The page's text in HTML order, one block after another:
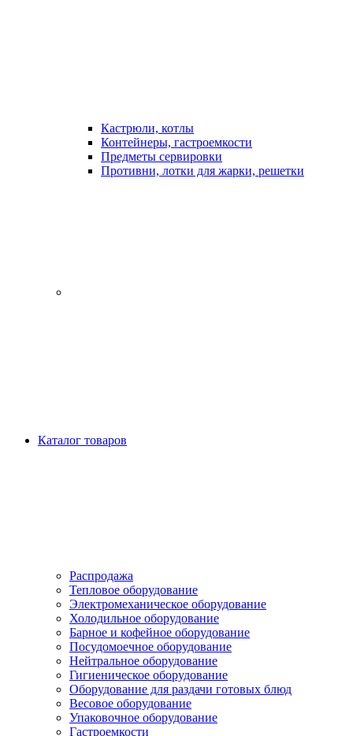
Кастрюли, котлы
Контейнеры, гастроемкости
Предметы сервировки
Противни, лотки для жарки, решетки
Каталог товаров
Распродажа
Тепловое оборудование
Электромеханическое оборудование
Холодильное оборудование
Барное и кофейное оборудование
Посудомоечное оборудование
Нейтральное оборудование
Гигиеническое оборудование
Оборудование для раздачи готовых блюд
Весовое оборудование
Упаковочное оборудование
Гастроемкости